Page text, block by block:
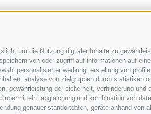
um die Nutzung digitaler Inhalte zu
von oder zugriff auf informationen auf
personalisierter werbung, erstellung von
analyse von zielgruppen durch statistiken
gewährleistung der sicherheit, verhinderung und
abgleichung und kombination von
genauer standortdaten, geräte anhand von